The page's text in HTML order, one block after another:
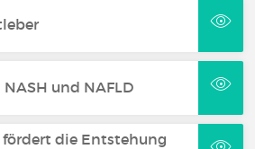
und NAFLD
fördert die Entstehung